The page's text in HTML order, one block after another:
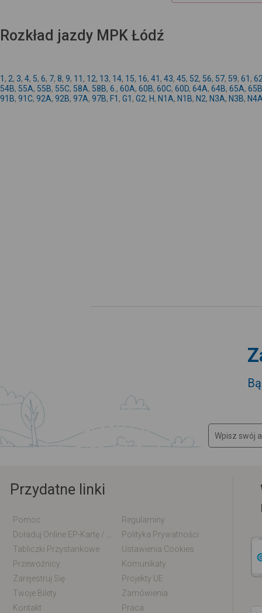
Rozkład jazdy MPK Łódź
1 , 2, 3, 4, 5, 6, 7, 8, 9, 11 , 12, 13, 14, 15, 16, 41 , 43, 45, 52, 56, 57, 59, 61 ,
54B, 55A, 55B, 55C, 58A, 58B, 6. , 60A, 60B, 60C, 60D, 64A, 64B, 65A, 65B
91B, 91C, 92A, 92B, 97A, 97B, F1 , G1 , G2, H, N1A, N1B, N2, N3A, N3B,
Przydatne linki
Pomoc
Regulaminy
Polityka Prywatności
Tabliczki Przystankowe
Ustawienia Cookies
Przewoźnicy
Komunikaty
Zarejestruj Się
Projekty UE
Twoje Bilety
Zamówienia
Kontakt
Praca